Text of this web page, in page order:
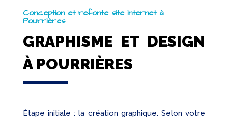
Conception et refonte site internet à
Pourrières
GRAPHISME ET DESIGN
À POURRIÈRES
Étape initiale : la création graphique. Selon votre